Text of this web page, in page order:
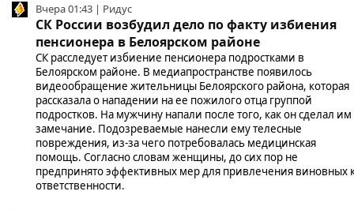
Вчера 01:43 | Ридус
СК России возбудил дело по факту избиения
пенсионера в Белоярском районе
СК расследует избиение пенсионера подростками в
Белоярском районе. В медиапространстве появилось
видеообращение жительницы Белоярского района, которая
рассказала о нападении на ее пожилого отца группой
подростков. На мужчину напали после того, как он сделал им
замечание. Подозреваемые нанесли ему телесные
повреждения, из-за чего потребовалась медицинская
помощь. Согласно словам женщины, до сих пор не
предпринято эффективных мер для привлечения виновных
ответственности.